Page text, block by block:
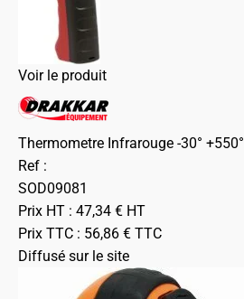
Voir le produit
Thermometre Infrarouge -30° +550°
Ref :
SOD09081
Prix HT : 47,34 € HT
Prix TTC : 56,86 € TTC
Diffusé sur le site